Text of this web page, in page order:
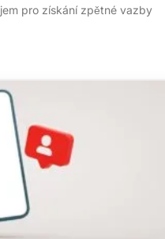
pro získání zpětné vazby